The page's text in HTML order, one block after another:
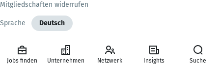
Mitgliedschaften widerrufen
Sprache Deutsch
Jobs finden Unternehmen Netzwerk Insights Suche